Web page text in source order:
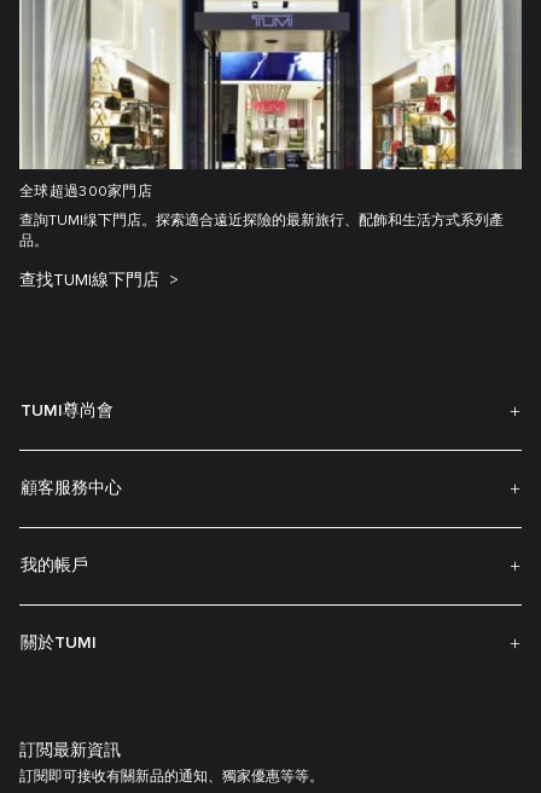
全球超過300家門店
查詢TUMI缐下門店。探索適合遠近探險的最新旅行、配飾和生活方式系列產
品。
查找TUMI線下門店
TUMI尊尚會
顧客服務中心
我的帳戶
關於TUMI
訂閲最新資訊
訂閱即可接收有關新品的通知、獨家優惠等等。